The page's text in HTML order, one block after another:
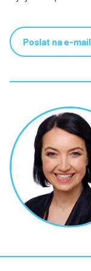
Poslat na e-mail